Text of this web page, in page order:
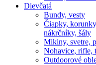
Dievčatá
Bundy, vesty
Čiapky,
nákrčníky, šály
Mikiny, svetre,
Nohavice, rifle,
Outdoorové